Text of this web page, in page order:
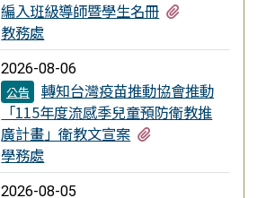
編入班級導師暨學生名冊
教務處
2026-08-06
公告
轉知台灣疫苗推動協會推動
「115年度流感季兒童預防衛教推
廣計畫」衛教文宣案
學務處
2026-08-05